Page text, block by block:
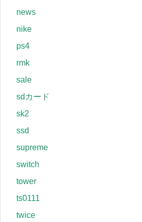
news
nike
ps4
rmk
sale
sdカード
sk2
ssd
supreme
switch
tower
ts0111
twice